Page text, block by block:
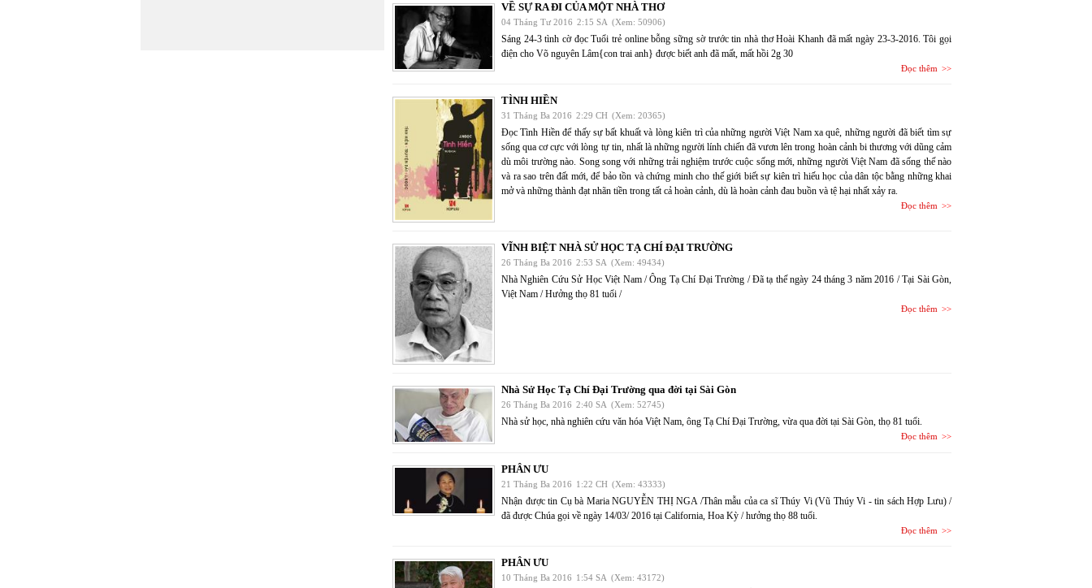
VỀ SỰ RA ĐI CỦA MỘT NHÀ THƠ
04 Tháng Tư 2016 2:15 SA (Xem: 50906)
Sáng 24-3 tình cờ đọc Tuổi trẻ online bỗng sững sờ trước tin nhà thơ Hoài Khanh đã mất ngày 23-3-2016. Tôi gọi
điện cho Võ nguyên Lâm{con trai anh} được biết anh đã mất, mất hồi 2g 30
Đọc thêm
TÌNH HIỀN
31 Tháng Ba 2016 2:29 CH (Xem: 20365)
Đọc Tình Hiền để thấy sự bất khuất và lòng kiên trì của những người Việt Nam xa quê, những người đã biết tìm sự
sống qua cơ cực với lòng tự tin, nhất là những người lính chiến đã vươn lên trong hoàn cảnh bi thương với dũng cảm
dù môi trường nào. Song song với những trải nghiệm trước cuộc sống mới, những người Việt Nam đã sống thế nào
và ra sao trên đất mới, để bảo tồn và chứng minh cho thế giới biết sự kiên trì hiếu học của dân tộc bằng những khai
mở và những thành đạt nhãn tiền trong tất cả hoàn cảnh, dù là hoàn cảnh đau buồn và tệ hại nhất xảy ra.
Đọc thêm
VĨNH BIỆT NHÀ SỬ HỌC TẠ CHÍ ĐẠI TRƯỜNG
26 Tháng Ba 2016 2:53 SA (Xem: 49434)
Nhà Nghiên Cứu Sử Học Việt Nam / Ông Tạ Chí Đại Trường / Đã tạ thế ngày 24 tháng 3 năm 2016 / Tại Sài Gòn,
Việt Nam / Hưởng thọ 81 tuổi /
Đọc thêm
Nhà Sử Học Tạ Chí Đại Trường qua đời tại Sài Gòn
26 Tháng Ba 2016 2:40 SA (Xem: 52745)
Nhà sử học, nhà nghiên cứu văn hóa Việt Nam, ông Tạ Chí Đại Trường, vừa qua đời tại Sài Gòn, thọ 81 tuổi.
Đọc thêm
PHÂN ƯU
21 Tháng Ba 2016 1:22 CH (Xem: 43333)
Nhận được tin Cụ bà Maria NGUYỄN THỊ NGA /Thân mẫu của ca sĩ Thúy Vi (Vũ Thúy Vi - tin sách Hợp Lưu) /
đã được Chúa gọi về ngày 14/03/ 2016 tại California, Hoa Kỳ / hưởng thọ 88 tuổi.
Đọc thêm
PHÂN ƯU
10 Tháng Ba 2016 1:54 SA (Xem: 43172)